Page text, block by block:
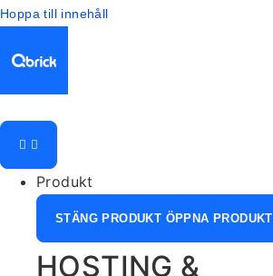
Hoppa till innehåll
Produkt
STÄNG PRODUKT ÖPPNA PRODUKT
HOSTING &